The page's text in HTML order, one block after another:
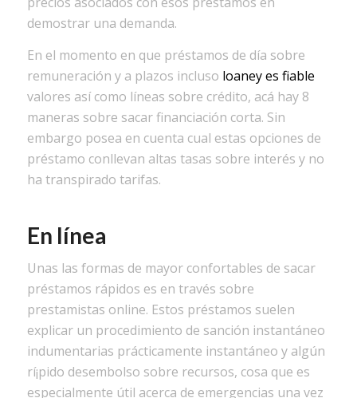
demostrar una demanda.
En el momento en que préstamos de día sobre
remuneración y a plazos incluso loaney es fiable
valores así­ como líneas sobre crédito, acá hay 8
maneras sobre sacar financiación corta. Sin
embargo posea en cuenta cual estas opciones de
préstamo conllevan altas tasas sobre interés y no
ha transpirado tarifas.
En línea
Unas las formas de mayor confortables de sacar
préstamos rápidos es en través sobre
prestamistas online. Estos préstamos suelen
explicar un procedimiento de sanción instantáneo
indumentarias prácticamente instantáneo y algún
rí¡pido desembolso sobre recursos, cosa que es
especialmente útil acerca de emergencias una vez